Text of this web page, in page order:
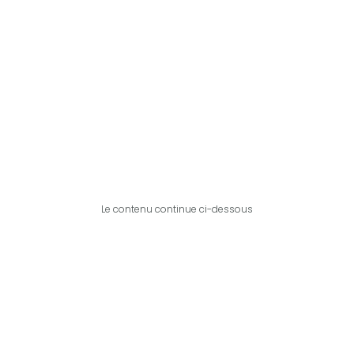
Le contenu continue ci-dessous